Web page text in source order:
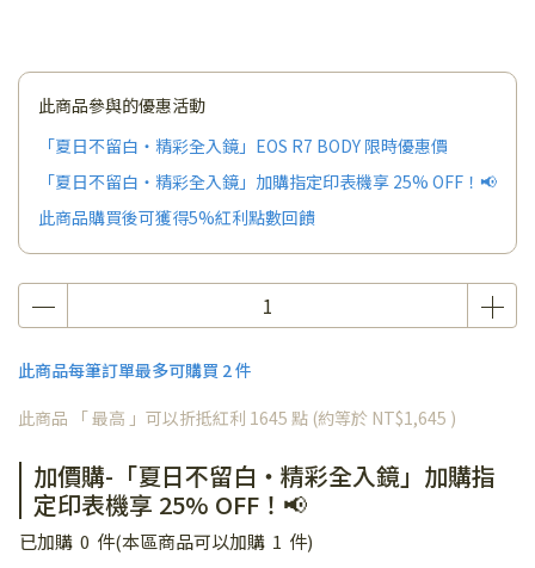
此商品參與的優惠活動
「夏日不留白・精彩全入鏡」EOS R7 BODY 限時優惠價
「夏日不留白・精彩全入鏡」加購指定印表機享 25% OFF！📢
此商品購買後可獲得5%紅利點數回饋
此商品每筆訂單最多可購買 2 件
此商品 「 最高 」可以折抵紅利 1645 點 (約等於 NT$1,645 )
加價購-「夏日不留白・精彩全入鏡」加購指
定印表機享 25% OFF！📢
已加購 0 件(本區商品可以加購 1 件)